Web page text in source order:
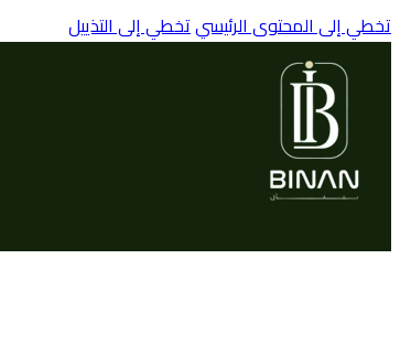
تخطي إلى المحتوى الرئيسيتخطي إلى التذييل